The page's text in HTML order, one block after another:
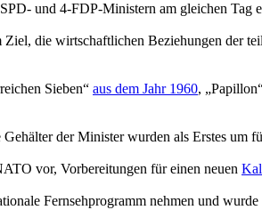
und 4-FDP-Ministern am gleichen Tag
die wirtschaftlichen Beziehungen der
Sieben“ aus dem Jahr 1960,
der Minister wurden als Erstes um
vor, Vorbereitungen für einen neuen
Fernsehprogramm nehmen und